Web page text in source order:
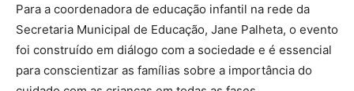
Para a coordenadora de educação infantil na rede da
Secretaria Municipal de Educação, Jane Palheta, o evento
foi construído em diálogo com a sociedade e é essencial
para conscientizar as famílias sobre a importância do